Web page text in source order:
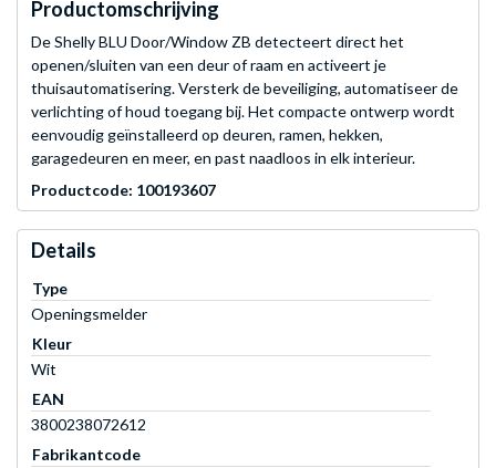
Productomschrijving
De Shelly BLU Door/Window ZB detecteert direct het
openen/sluiten van een deur of raam en activeert je
thuisautomatisering. Versterk de beveiliging, automatiseer de
verlichting of houd toegang bij. Het compacte ontwerp wordt
eenvoudig geïnstalleerd op deuren, ramen, hekken,
garagedeuren en meer, en past naadloos in elk interieur.
Productcode: 100193607
Details
Type
Openingsmelder
Kleur
Wit
EAN
3800238072612
Fabrikantcode